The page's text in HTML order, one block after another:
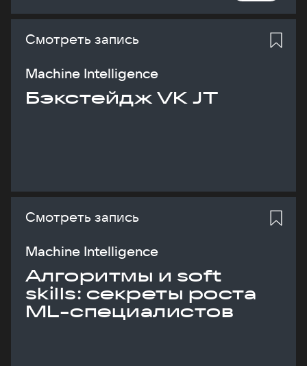
Смотреть запись
Machine Intelligence
Бэкстейдж VK JT
Смотреть запись
Machine Intelligence
Алгоритмы и soft
skills: секреты роста
ML-специалистов